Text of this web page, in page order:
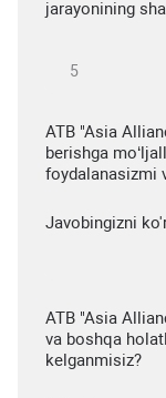
jarayonining
ATB "Asia
berishga
foydalanasizmi
Javobingizni
ATB "Asia
va boshqa
kelganmisiz?